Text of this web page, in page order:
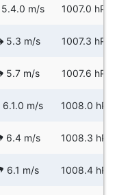
5.4.0 m/s 1007.0 hPa
5.3 m/s 1007.3 hPa
5.7 m/s 1007.6 hPa
6.1.0 m/s 1008.0 hPa
6.4 m/s 1008.3 hPa
6.1 m/s 1008.4 hPa